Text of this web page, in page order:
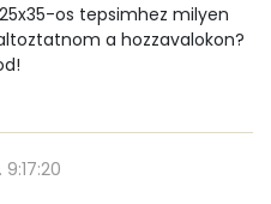
os tepsimhez milyen
a hozzavalokon?
9:17:20